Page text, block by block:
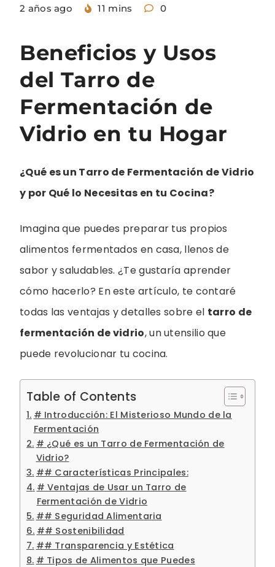
2 años ago
11 mins 0
Beneficios y Usos
del Tarro de
Fermentación de
Vidrio en tu Hogar
¿Qué es un Tarro de Fermentación de Vidrio
y por Qué lo Necesitas en tu Cocina?
Imagina que puedes preparar tus propios
alimentos fermentados en casa, llenos de
sabor y saludables. ¿Te gustaría aprender
cómo hacerlo? En este artículo, te contaré
todas las ventajas y detalles sobre el tarro de
fermentación de vidrio, un utensilio que
puede revolucionar tu cocina.
Table of Contents
# Introducción: El Misterioso Mundo de la
Fermentación
# ¿Qué es un Tarro de Fermentación de
Vidrio?
## Características Principales:
# Ventajas de Usar un Tarro de
Fermentación de Vidrio
## Seguridad Alimentaria
## Sostenibilidad
## Transparencia y Estética
# Tipos de Alimentos que Puedes